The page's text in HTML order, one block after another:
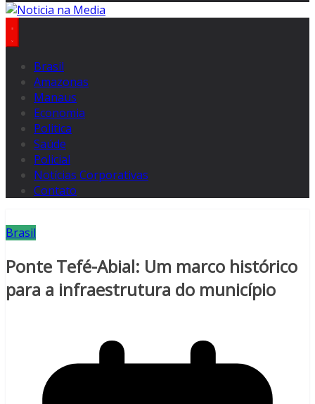
Brasil
Amazonas
Manaus
Economia
Politica
Saúde
Policial
Notícias Corporativas
Contato
Brasil
Ponte Tefé-Abial: Um marco histórico
para a infraestrutura do município